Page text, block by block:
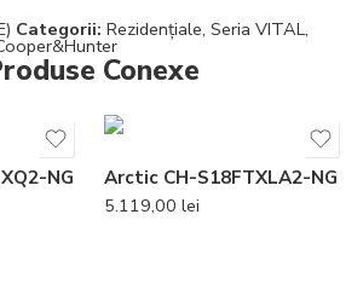
Categorii: Rezidențiale, Seria VITAL,
Conexe
NG
Arctic CH-S18FTXLA2-NG
5.119,00 lei